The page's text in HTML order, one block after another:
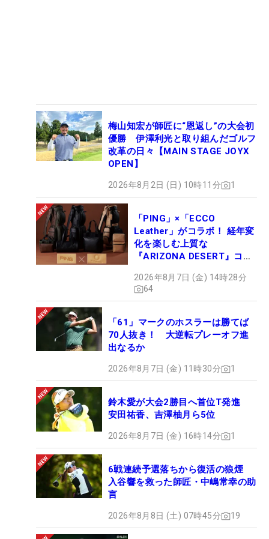
梅山知宏が師匠に“恩返し”の大会初
優勝 伊澤利光と取り組んだゴルフ
改革の日々【MAIN STAGE JOYX
OPEN】
2026年8月2日 (日) 10時11分 1
「PING」×「ECCO
Leather」がコラボ！ 経年変
化を楽しむ上質な
『ARIZONA DESERT』コレ
ュー
2026年8月7日 (金) 14時28分
64
「61」マークのホスラーは勝てば
70人抜き！ 大逆転プレーオフ進
出なるか
2026年8月7日 (金) 11時30分 1
鈴木愛が大会2勝目へ首位T発進
安田祐香、吉澤柚月ら5位
2026年8月7日 (金) 16時14分 1
6戦連続予選落ちから復活の狼煙
入谷響を救った師匠・中嶋常幸の助
言
2026年8月8日 (土) 07時45分 19